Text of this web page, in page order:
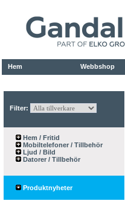
Hem Webbshop
Filter:
Hem / Fritid
Mobiltelefoner / Tillbehör
Ljud / Bild
Datorer / Tillbehör
Produktnyheter